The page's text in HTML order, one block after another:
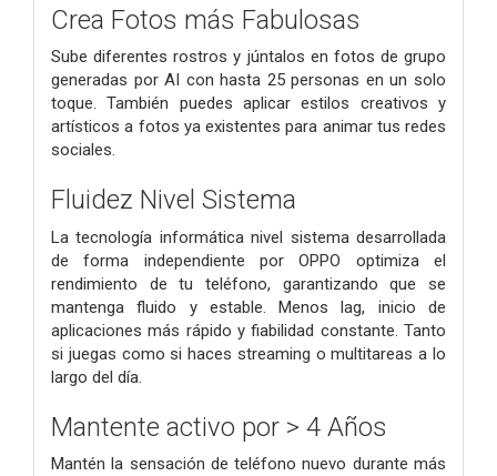
Crea Fotos más Fabulosas
Sube diferentes rostros y júntalos en fotos de grupo
generadas por AI con hasta 25 personas en un solo
toque. También puedes aplicar estilos creativos y
artísticos a fotos ya existentes para animar tus redes
sociales.
Fluidez Nivel Sistema
La tecnología informática nivel sistema desarrollada
de forma independiente por OPPO optimiza el
rendimiento de tu teléfono, garantizando que se
mantenga fluido y estable. Menos lag, inicio de
aplicaciones más rápido y fiabilidad constante. Tanto
si juegas como si haces streaming o multitareas a lo
largo del día.
Mantente activo por > 4 Años
Mantén la sensación de teléfono nuevo durante más